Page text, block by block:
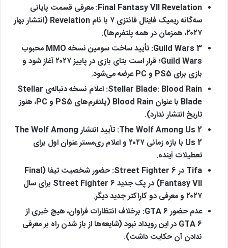
Final Fantasy VII Revelation: معرفی قسمت پایانی
سه‌گانه ریمیک فاینال فانتزی ۷ با نام Revelation (انتشار بهار
۲۰۲۷، همزمان در همه پلتفرم‌ها).
Guild Wars 3:
تأیید ساخت سومین نسخه MMO محبوب
Guild Wars؛ قرار است بتای بازی در پاییز ۲۰۲۷ آغاز شود و
بازی برای PS5 و PC عرضه می‌شود.
Stellar Blade: Blood Rain:
اعلام نسخه دنباله‌ی Stellar
Blade با عنوان Blood Rain (پلتفرم‌های PS5 و PC، هنوز
تاریخ انتشار ندارد).
The Wolf Among Us 2:
تأیید انتشار The Wolf Among
Us 2 با بازه زمانی ۲۰۲۷ و اعلام ری‌مستر عنوان اول برای
تعطیلات آینده.
Tifa در Street Fighter 6:
حضور شخصیت تیفا (Final
Fantasy VII) در پک جدید Street Fighter 6 برای سال
۲۰۲۷ و معرفی دو کاراکتر جدید دیگر.
عدم حضور GTA 6:
برخلاف انتظارات فراوان، هیچ خبری از
GTA 6 در این رویداد نبود (شایعه‌ها از باز شدن راه بر معرفی
ندادن آن حکایت داشت).